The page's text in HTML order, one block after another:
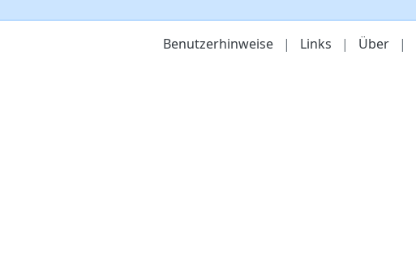
Benutzerhinweise | Links | Über |